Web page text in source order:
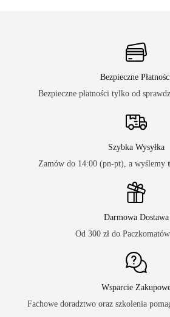
Bezpieczne
Bezpieczne płatności tylko od
Szybka Wysyłka
Zamów do 14:00 (pn-pt), a wyślemy
Darmowa Dostawa
Od 300 zł do
Wsparcie
Fachowe doradztwo oraz szkolenia